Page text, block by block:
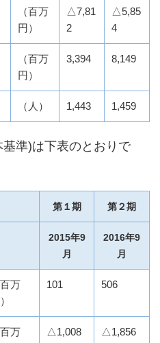
（百万
円）
△7,81
2
△5,85
4
（百万
円）
3,394 8,149
（人） 1,443 1,459
準)は下表のとおりで
第１期 第２期
2015年9
月
2016年9
月
百万
101 506
百万
△1,008 △1,856